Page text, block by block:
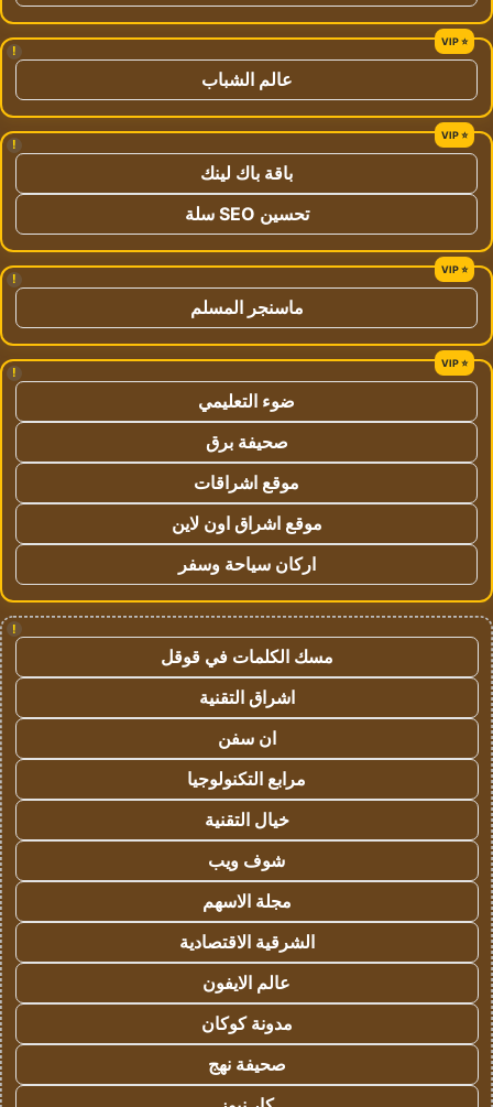
!
عالم الشباب
!
باقة باك لينك
تحسين SEO سلة
!
ماسنجر المسلم
!
ضوء التعليمي
صحيفة برق
موقع اشراقات
موقع اشراق اون لاين
اركان سياحة وسفر
!
مسك الكلمات في قوقل
اشراق التقنية
ان سفن
مرابع التكنولوجيا
خيال التقنية
شوف ويب
مجلة الاسهم
الشرقية الاقتصادية
عالم الايفون
مدونة كوكان
صحيفة نهج